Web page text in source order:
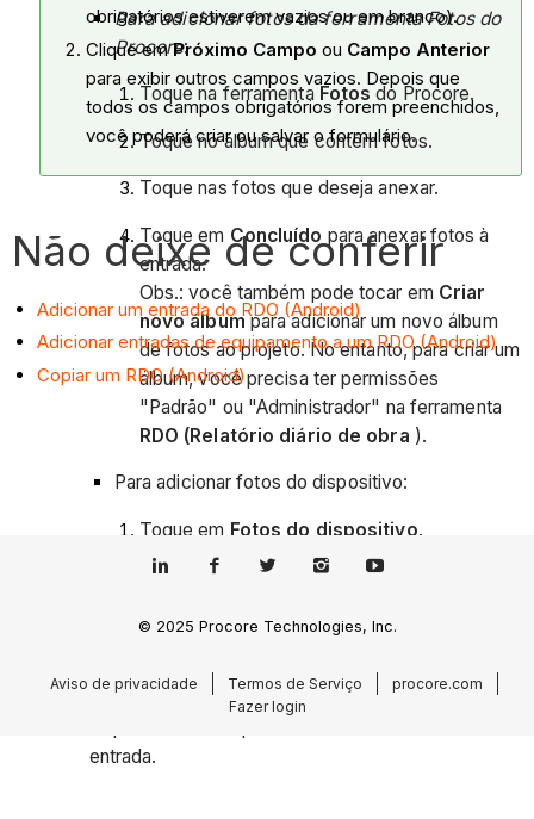
Para adicionar fotos da ferramenta Fotos do
Procore:
Toque na ferramenta Fotosdo Procore.
Toque no álbum que contém fotos.
Toque nas fotos que deseja anexar.
Toque em Concluído para anexar fotos à
entrada.
Obs.: você também pode tocar em Criar
novo álbumpara adicionar um novo álbum
de fotos ao projeto. No entanto, para criar um
álbum, você precisa ter permissões
"Padrão" ou "Administrador" na ferramenta
RDO (Relatório diário de obra ).
Para adicionar fotos do dispositivo:
Toque em Fotos do dispositivo.
Toque nas fotos necessárias.
Toque emConcluídopara anexar as fotos à
Arquivos:
Toque em um arquivo do seu
entrada.
obrigatórios estiverem vazios ou em branco).
Clique emPróximo Campo ou Campo Anterior
para exibir outros campos vazios. Depois que
todos os campos obrigatórios forem preenchidos,
você poderá criar ou salvar o formulário.
Não deixe de conferir
Adicionar um entrada do RDO (Android)
Adicionar entradas de equipamento a um RDO (Android)
Copiar um RDO (Android)
© 2025 Procore Technologies, Inc.
Aviso de privacidade Termos de Serviço
procore.com
Fazer login